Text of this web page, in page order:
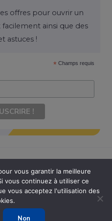
offres pour ouvrir un
ainsi que des
astuces !
* Champs requis
Tous Droits Réservés
Son Compte
vous garantir la meilleure
vous continuez à utiliser ce
vous acceptez l'utilisation des
Non